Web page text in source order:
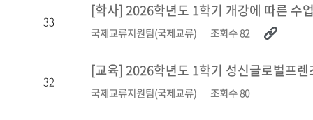
33
[학사]2026학년도 1학기 개강에 따른 수
국제교류지원팀(국제교류) 조회수 82
32
[교육]2026학년도 1학기 성신글로벌프
국제교류지원팀(국제교류) 조회수 80